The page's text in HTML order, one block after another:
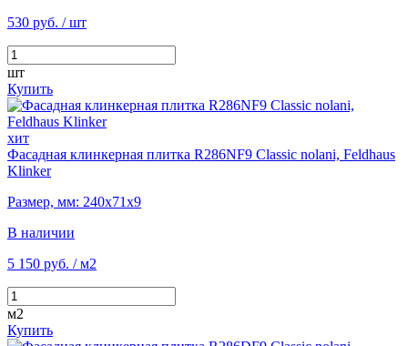
530 руб. / шт
шт
Купить
хит
Фасадная клинкерная плитка R286NF9 Classic nolani, Feldhaus
Klinker
Размер, мм: 240х71х9
В наличии
5 150 руб. / м2
м2
Купить